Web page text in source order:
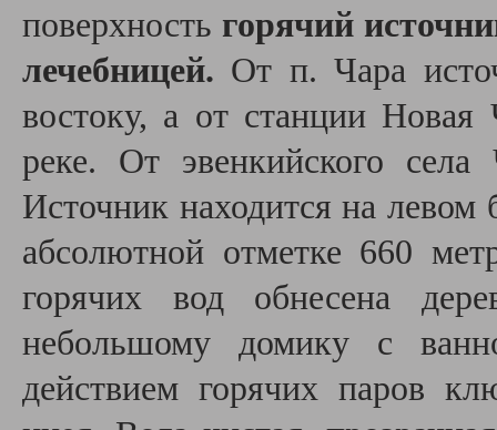
поверхность горячий
лечебницей. От п. Чара
востоку, а от станции
реке. От эвенкийского
Источник находится на левом
абсолютной отметке 660
горячих вод обнесена
небольшому домику с
действием горячих паров